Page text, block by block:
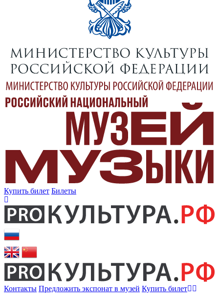
Купить билет Билеты
Контакты Предложить экспонат в музей Купить билет